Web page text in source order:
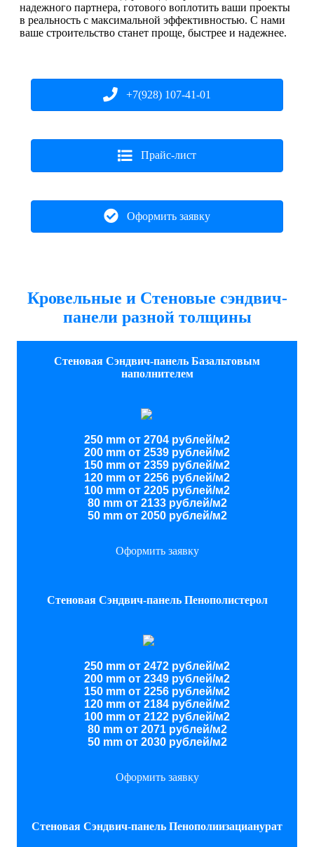
надежного партнера, готового воплотить ваши проекты
в реальность с максимальной эффективностью. С нами
ваше строительство станет проще, быстрее и надежнее.
+7(928) 107-41-01
Прайс-лист
Оформить заявку
Кровельные и Стеновые сэндвич-
панели разной толщины
Стеновая Сэндвич-панель Базальтовым
наполнителем
250 mm от 2704 рублей/м2
200 mm от 2539 рублей/м2
150 mm от 2359 рублей/м2
120 mm от 2256 рублей/м2
100 mm от 2205 рублей/м2
80 mm от 2133 рублей/м2
50 mm от 2050 рублей/м2
Оформить заявку
Стеновая Сэндвич-панель Пенополистерол
250 mm от 2472 рублей/м2
200 mm от 2349 рублей/м2
150 mm от 2256 рублей/м2
120 mm от 2184 рублей/м2
100 mm от 2122 рублей/м2
80 mm от 2071 рублей/м2
50 mm от 2030 рублей/м2
Оформить заявку
Стеновая Сэндвич-панель Пенополиизацианурат